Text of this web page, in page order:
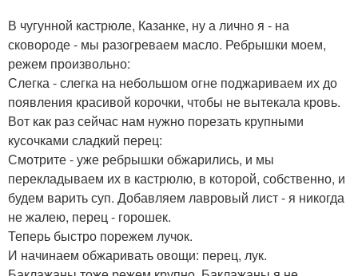
В чугунной кастрюле, Казанке, ну а лично я - на
сковороде - мы разогреваем масло. Ребрышки моем,
режем произвольно:
Слегка - слегка на небольшом огне поджариваем их до
появления красивой корочки, чтобы не вытекала кровь.
Вот как раз сейчас нам нужно порезать крупными
кусочками сладкий перец:
Смотрите - уже ребрышки обжарились, и мы
перекладываем их в кастрюлю, в которой, собственно, и
будем варить суп. Добавляем лавровый лист - я никогда
не жалею, перец - горошек.
Теперь быстро порежем лучок.
И начинаем обжаривать овощи: перец, лук.